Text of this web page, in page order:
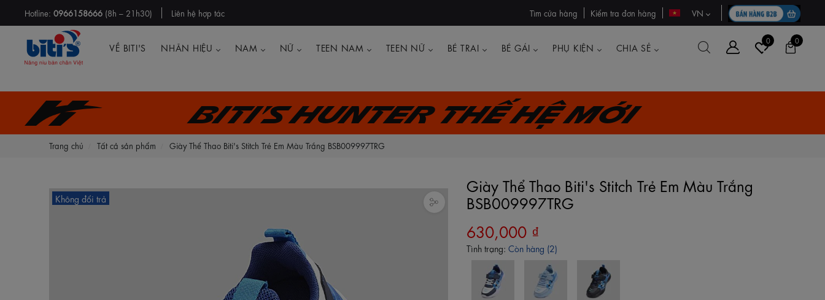
Hotline: 0966158666 (8h – 21h30) Liên hệ hợp tác Tìm cửa hàng Kiểm tra đơn hàng VN
VỀ BITI'S NHÃN HIỆU NAM NỮ TEEN NAM TEEN NỮ BÉ TRAI BÉ GÁI PHỤ KIỆN CHIA SẺ
0 0
Biti's Hunter thế hệ mới
Trang chủ Tất cả sản phẩm Giày Thể Thao Biti's Stitch Trẻ Em Màu Trắng BSB009997TRG
Không đổi trả
Giày Thể Thao Biti's Stitch Trẻ Em Màu Trắng
BSB009997TRG
630,000 ₫
Tình trạng: Còn hàng (2)